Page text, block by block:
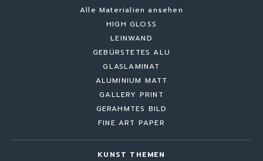
Alle Materialien ansehen
HIGH GLOSS
LEINWAND
GEBÜRSTETES ALU
GLASLAMINAT
ALUMINIUM MATT
GALLERY PRINT
GERAHMTES BILD
FINE ART PAPER
KUNST THEMEN